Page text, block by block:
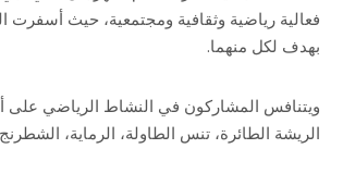
فعالية رياضية وثقافية ومجتمعية، حيث أسفرت
بهدف لكل منهما.
ويتنافس المشاركون في النشاط الرياضي على
الريشة الطائرة، تنس الطاولة، الرماية،